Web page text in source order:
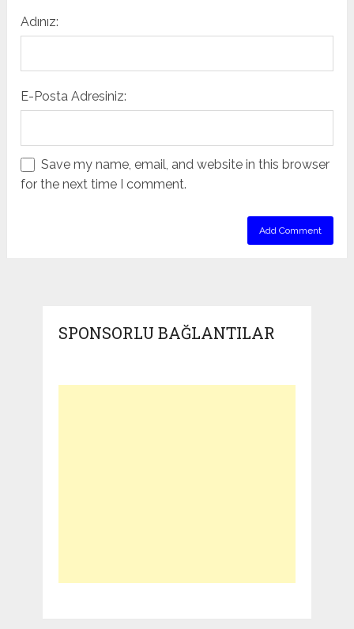
Adınız:
E-Posta Adresiniz:
Save my name, email, and website in this browser
for the next time I comment.
SPONSORLU BAĞLANTILAR